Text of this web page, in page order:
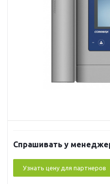
Спрашивать у
Узнать цену для партнеров